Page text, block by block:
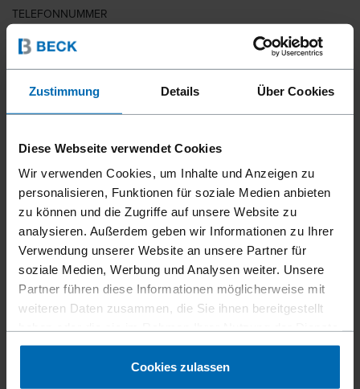
Zustimmung Details Über Cookies
Diese Webseite verwendet Cookies
Wir verwenden Cookies, um Inhalte und Anzeigen zu
personalisieren, Funktionen für soziale Medien anbieten
zu können und die Zugriffe auf unsere Website zu
analysieren. Außerdem geben wir Informationen zu Ihrer
Verwendung unserer Website an unsere Partner für
soziale Medien, Werbung und Analysen weiter. Unsere
Partner führen diese Informationen möglicherweise mit
weiteren Daten zusammen, die Sie ihnen bereitgestellt
gesammelt haben.
Cookies zulassen
TELEFONNUMMER
LAND
PLZ
IHRE NACHRICHT